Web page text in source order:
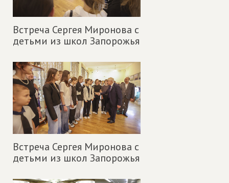
Встреча Сергея Миронова с
детьми из школ Запорожья
Встреча Сергея Миронова с
детьми из школ Запорожья